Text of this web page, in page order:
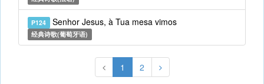
P124 Senhor Jesus, à Tua mesa vimos
经典诗歌(葡萄牙语)
1 2